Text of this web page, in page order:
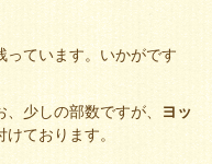
っています。いかがです
、少しの部数ですが、ヨッ
けております。